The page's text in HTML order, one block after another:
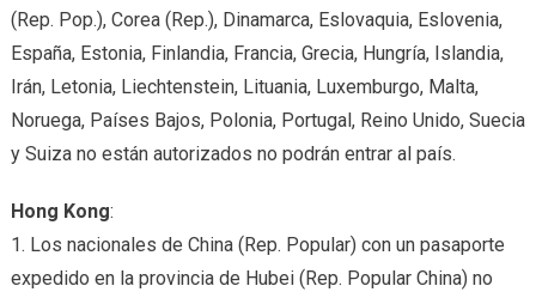
(Rep. Pop.), Corea (Rep.), Dinamarca, Eslovaquia, Eslovenia,
España, Estonia, Finlandia, Francia, Grecia, Hungría, Islandia,
Irán, Letonia, Liechtenstein, Lituania, Luxemburgo, Malta,
Noruega, Países Bajos, Polonia, Portugal, Reino Unido, Suecia
y Suiza no están autorizados no podrán entrar al país.
Hong Kong:
1. Los nacionales de China (Rep. Popular) con un pasaporte
expedido en la provincia de Hubei (Rep. Popular China) no